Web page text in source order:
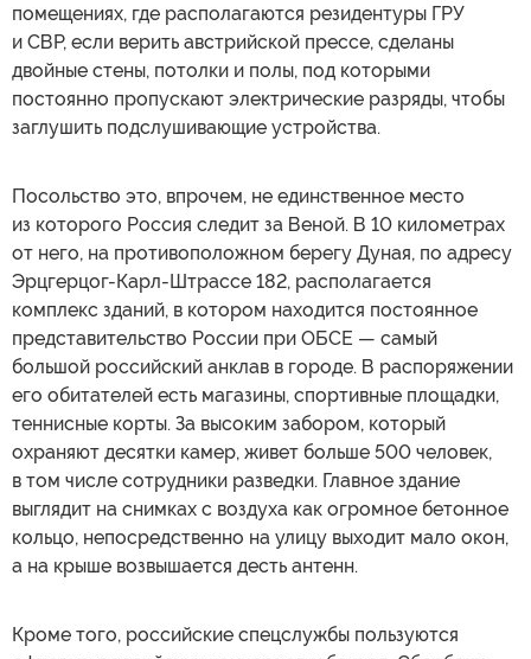
помещениях, где располагаются резидентуры ГРУ
и СВР, если верить австрийской прессе, сделаны
двойные стены, потолки и полы, под которыми
постоянно пропускают электрические разряды, чтобы
заглушить подслушивающие устройства.
Посольство это, впрочем, не единственное место
из которого Россия следит за Веной. В 10 километрах
от него, на противоположном берегу Дуная, по адресу
Эрцгерцог-Карл-Штрассе 182, располагается
комплекс зданий, в котором находится постоянное
представительство России при ОБСЕ — самый
большой российский анклав в городе. В распоряжении
его обитателей есть магазины, спортивные площадки,
теннисные корты. За высоким забором, который
охраняют десятки камер, живет больше 500 человек,
в том числе сотрудники разведки. Главное здание
выглядит на снимках с воздуха как огромное бетонное
кольцо, непосредственно на улицу выходит мало окон,
а на крыше возвышается десть антенн.
Кроме того, российские спецслужбы пользуются